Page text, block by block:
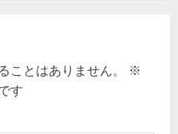
ことはありません。
※
す